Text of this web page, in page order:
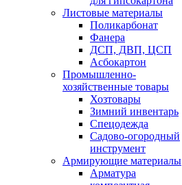
Листовые материалы
Поликарбонат
Фанера
ДСП, ДВП, ЦСП
Асбокартон
Промышленно-
хозяйственные товары
Хозтовары
Зимний инвентарь
Спецодежда
Садово-огородный
инструмент
Армирующие материалы
Арматура